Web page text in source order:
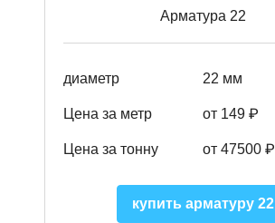
Арматура 22
диаметр 22 мм
Цена за метр от 149 ₽
Цена за тонну от 47500 ₽
купить арматуру 22